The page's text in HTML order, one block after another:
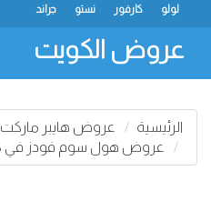
جراند نستو كارفور لولو
عروض الكويت
الرئيسية عروض هايبر ماركت
عروض هول سوم فودز في 28 أكتوبر 2019